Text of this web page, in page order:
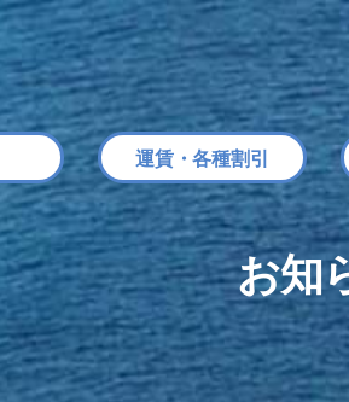
運賃・各種割引
お知